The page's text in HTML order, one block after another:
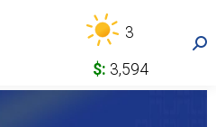
3
$: 3,594